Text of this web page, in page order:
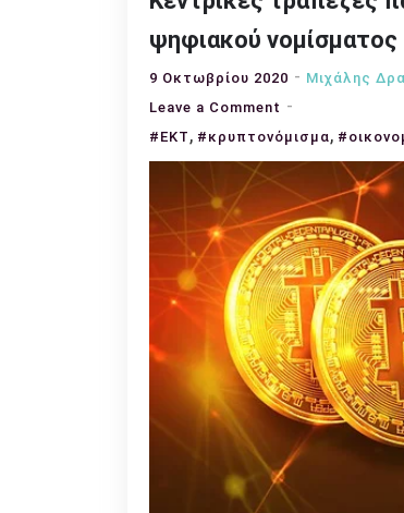
ψηφιακού νομίσματος
9 Οκτωβρίου 2020
Μιχάλης
Leave a Comment on
Κεντρικές
τράπεζες
παρουσιάζουν
τα
ενός
ψηφιακού
νομίσματος
#ΕΚΤ , #κρυπτονόμισμα,